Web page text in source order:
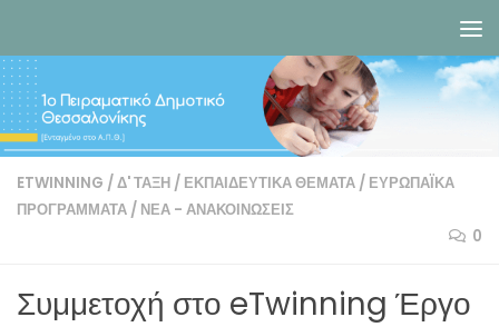
ETWINNING /Δ' ΤΆΞΗ / ΕΚΠΑΙΔΕΥΤΙΚΆ ΘΈΜΑΤΑ / ΕΥΡΩΠΑΪΚΆ
ΠΡΟΓΡΆΜΜΑΤΑ / ΝΈΑ - ΑΝΑΚΟΙΝΏΣΕΙΣ
0
Συμμετοχή στο eTwinning Έργο